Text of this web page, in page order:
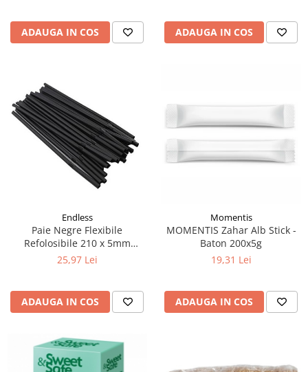
ADAUGA IN COS ADAUGA IN COS
Endless
Paie Negre Flexibile
Refolosibile 210 x 5mm
500buc
25,97 Lei
ADAUGA IN COS
Momentis
MOMENTIS Zahar Alb Stick -
Baton 200x5g
19,31 Lei
ADAUGA IN COS